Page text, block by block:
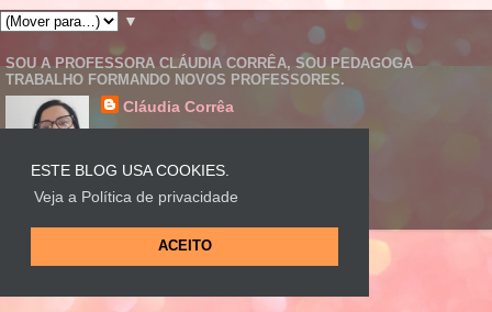
ESTE BLOG USA COOKIES.
Veja a Política de privacidade
ACEITO
▼
SOU A PROFESSORA CLÁUDIA CORRÊA, SOU PEDAGOGA
TRABALHO FORMANDO NOVOS PROFESSORES.
Cláudia Corrêa
Tecnologia do